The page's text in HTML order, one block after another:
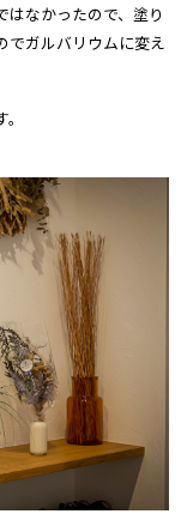
なかったので、塗り
でガルバリウムに変え